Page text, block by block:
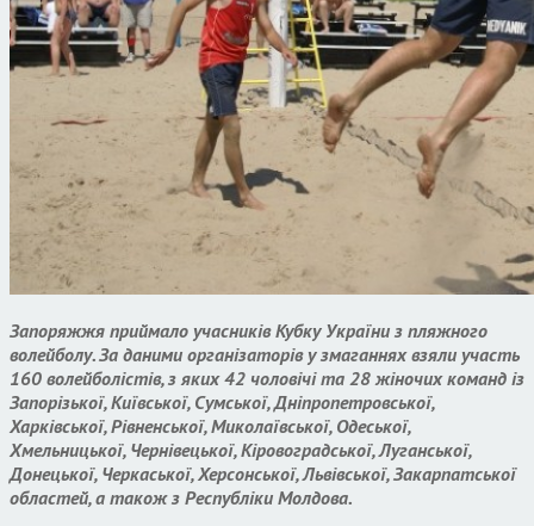
Запоряжжя приймало учасників Кубку України з пляжного
волейболу. За даними організаторів у змаганнях взяли участь
160 волейболістів, з яких 42 чоловічі та 28 жіночих команд із
Запорізької, Київської, Сумської, Дніпропетровської,
Харківської, Рівненської, Миколаївської, Одеської,
Хмельницької, Чернівецької, Кіровоградської, Луганської,
Донецької, Черкаської, Херсонської, Львівської, Закарпатської
областей, а також з Республіки Молдова.